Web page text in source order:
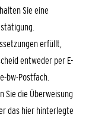
Sie eine
erfüllt,
entweder per E-
bw-Postfach.
Sie die Überweisung
das hier hinterlegte